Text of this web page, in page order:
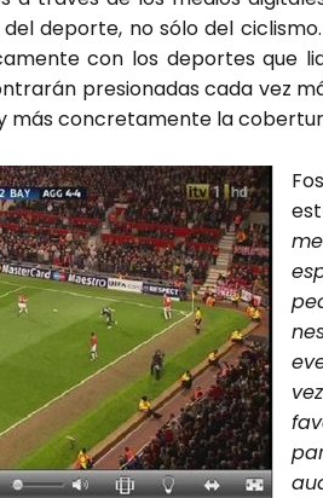
depor­te, no sólo del
con los depor­tes que
pre­sio­na­das cada vez
más con­cre­ta­men­te la